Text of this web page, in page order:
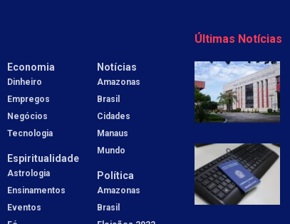
Economia
Dinheiro
Empregos
Negócios
Tecnologia
Espiritualidade
Astrologia
Ensinamentos
Eventos
Notícias
Amazonas
Brasil
Cidades
Manaus
Mundo
Política
Amazonas
Brasil
Últimas Notícias